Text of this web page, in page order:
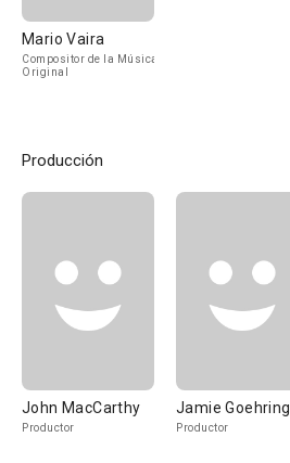
Mario Vaira
Compositor de la Música
Original
Producción
John MacCarthy
Productor
Jamie Goehring
Productor